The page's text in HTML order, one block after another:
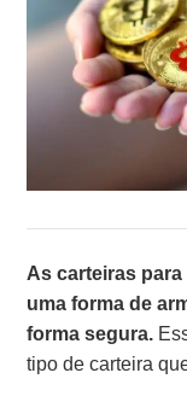
As carteiras
uma forma de
forma segura.
tipo de carteira